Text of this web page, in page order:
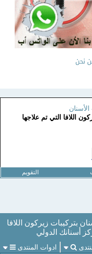
نحن
اللافا التي تم علاجها
التقويم
بتركيبات زيركون اللافا
أسنانك الدولي
ادوات المنتدى